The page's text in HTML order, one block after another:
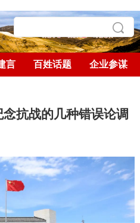
言 百姓话题 企业参谋
抗战的几种错误论调